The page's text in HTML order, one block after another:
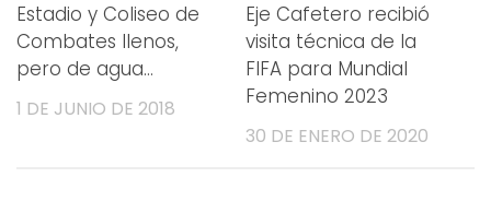
Estadio y Coliseo de
Combates llenos,
pero de agua…
1 DE JUNIO DE 2018
Eje Cafetero recibió
visita técnica de la
FIFA para Mundial
Femenino 2023
30 DE ENERO DE 2020